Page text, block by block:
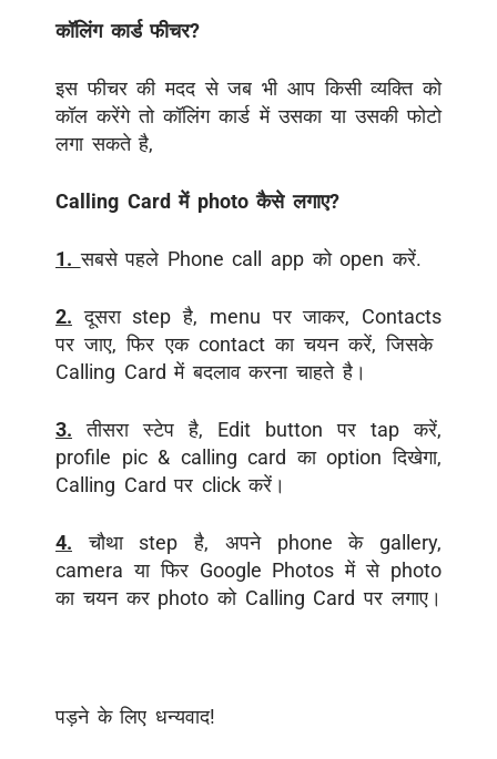
कॉलिंग कार्ड फीचर?
इस फीचर की मदद से जब भी आप किसी व्यक्ति को
कॉल करेंगे तो कॉलिंग कार्ड में उसका या उसकी फोटो
लगा सकते है,
Calling Card में photo कैसे लगाए?
1. सबसे पहले Phone call appकोopenकरें.
2. दूसराstepहै, menuपर जाकर, Contacts
पर जाए,फिर एकcontactका चयन करें,जिसके
Calling Cardमें बदलाव करना चाहते है।
3. तीसरा स्टेप है, Edit buttonपरtapकरें,
profile pic & calling cardकाoptionदिखेगा,
Calling Cardपर clickकरें।
4. चौथाstepहै, अपनेphoneकेgallery,
cameraया फिरGoogle Photosमें सेphoto
का चयन करphotoकोCalling Cardपर लगाए।
पड़ने के लिए धन्यवाद!